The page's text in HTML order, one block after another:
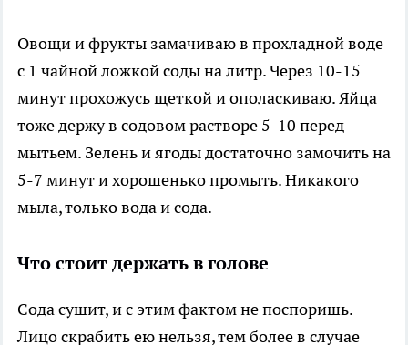
Овощи и фрукты замачиваю в прохладной воде
с 1 чайной ложкой соды на литр. Через 10-15
минут прохожусь щеткой и ополаскиваю. Яйца
тоже держу в содовом растворе 5-10 перед
мытьем. Зелень и ягоды достаточно замочить на
5-7 минут и хорошенько промыть. Никакого
мыла, только вода и сода.
Что стоит держать в голове
Сода сушит, и с этим фактом не поспоришь.
Лицо скрабить ею нельзя, тем более в случае